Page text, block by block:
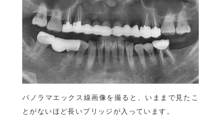
パノラマエックス線画像を撮ると、いままで見たこ
とがないほど長いブリッジが入っています。